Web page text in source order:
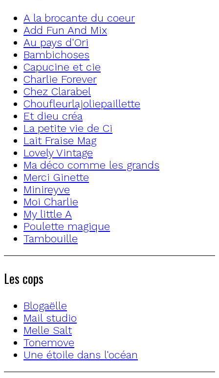
A la brocante du coeur
Add Fun And Mix
Au pays d'Ori
Bambichoses
Capucine et cie
Charlie Forever
Chez Clarabel
Choufleurlajoliepaillette
Et dieu créa
La petite vie de Ci
Lait Fraise Mag
Lovely Vintage
Ma déco comme les grands
Merci Ginette
Minireyve
Moi Charlie
My little A
Poulette magique
Tambouille
Les cops
Blogaëlle
Mail studio
Melle Salt
Tonemove
Une étoile dans l'océan